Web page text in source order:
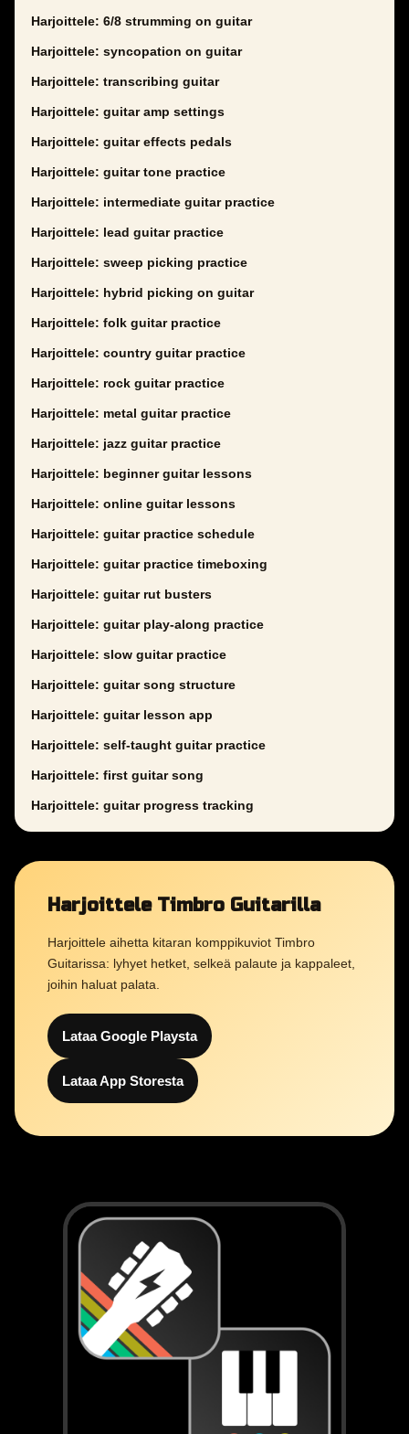
Harjoittele: 6/8 strumming on guitar
Harjoittele: syncopation on guitar
Harjoittele: transcribing guitar
Harjoittele: guitar amp settings
Harjoittele: guitar effects pedals
Harjoittele: guitar tone practice
Harjoittele: intermediate guitar practice
Harjoittele: lead guitar practice
Harjoittele: sweep picking practice
Harjoittele: hybrid picking on guitar
Harjoittele: folk guitar practice
Harjoittele: country guitar practice
Harjoittele: rock guitar practice
Harjoittele: metal guitar practice
Harjoittele: jazz guitar practice
Harjoittele: beginner guitar lessons
Harjoittele: online guitar lessons
Harjoittele: guitar practice schedule
Harjoittele: guitar practice timeboxing
Harjoittele: guitar rut busters
Harjoittele: guitar play-along practice
Harjoittele: slow guitar practice
Harjoittele: guitar song structure
Harjoittele: guitar lesson app
Harjoittele: self-taught guitar practice
Harjoittele: first guitar song
Harjoittele: guitar progress tracking
Harjoittele Timbro Guitarilla
Harjoittele aihetta kitaran komppikuviot Timbro
Guitarissa: lyhyet hetket, selkeä palaute ja kappaleet,
joihin haluat palata.
Lataa Google Playsta
Lataa App Storesta